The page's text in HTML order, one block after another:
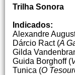
Trilha Sonora
Indicados:
Alexandre
Dárcio Ract (A
Gilda
Guida Borghoff (
Tunica (O